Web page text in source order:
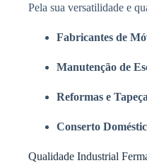
Pela sua versatilidade e
Fabricantes de
Manutenção de
Reformas e
Conserto
Qualidade Industrial